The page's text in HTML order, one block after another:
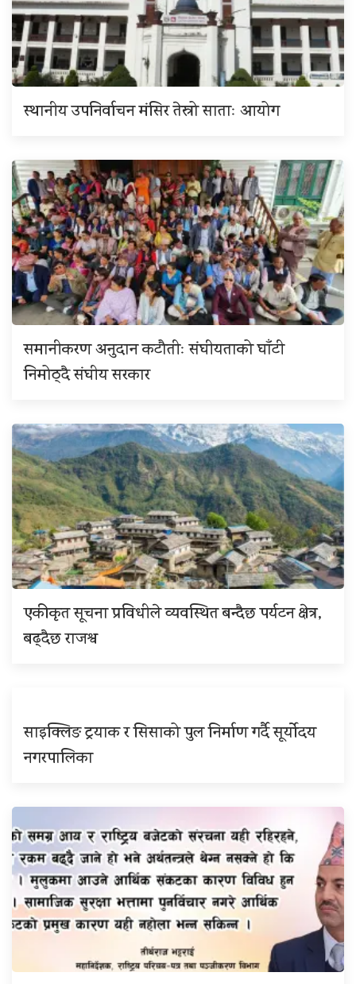
स्थानीय उपनिर्वाचन मंसिर तेस्रो साताः आयोग
समानीकरण अनुदान कटौतीः संघीयताको घाँटी
निमोठ्दै संघीय सरकार
एकीकृत सूचना प्रविधीले व्यवस्थित बन्दैछ पर्यटन क्षेत्र,
बढ्दैछ राजश्व
साइक्लिङ ट्रयाक र सिसाको पुल निर्माण गर्दै सूर्योदय
नगरपालिका